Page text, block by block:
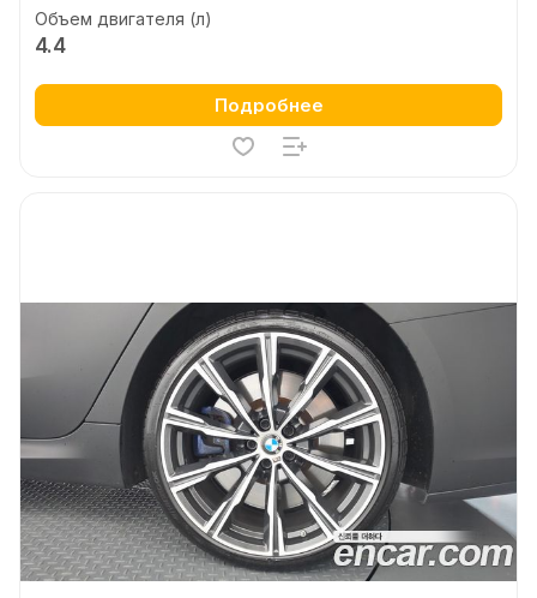
Объем двигателя (л)
4.4
Подробнее